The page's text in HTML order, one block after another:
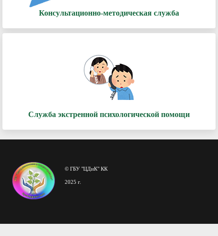
Консультационно-методическая служба
Служба экстренной психологической помощи
© ГБУ "ЦДиК" КК
2025 г.